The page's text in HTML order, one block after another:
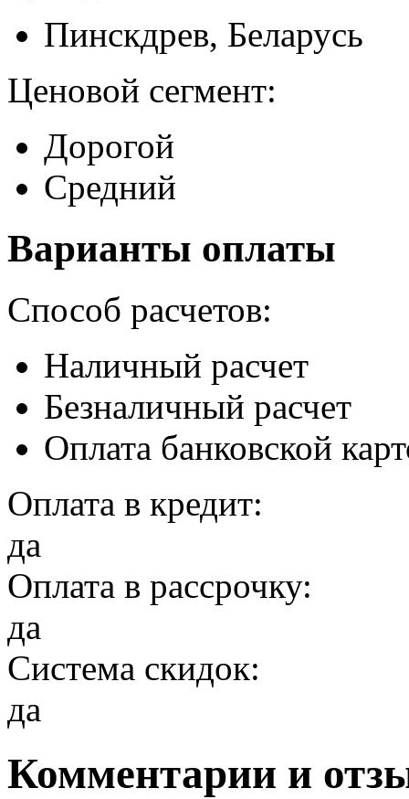
Пинскдрев, Беларусь
Ценовой сегмент:
Дорогой
Средний
Варианты оплаты
Способ расчетов:
Наличный расчет
Безналичный расчет
Оплата банковской
Оплата в кредит:
да
Оплата в рассрочку:
да
Система скидок:
да
Комментарии и